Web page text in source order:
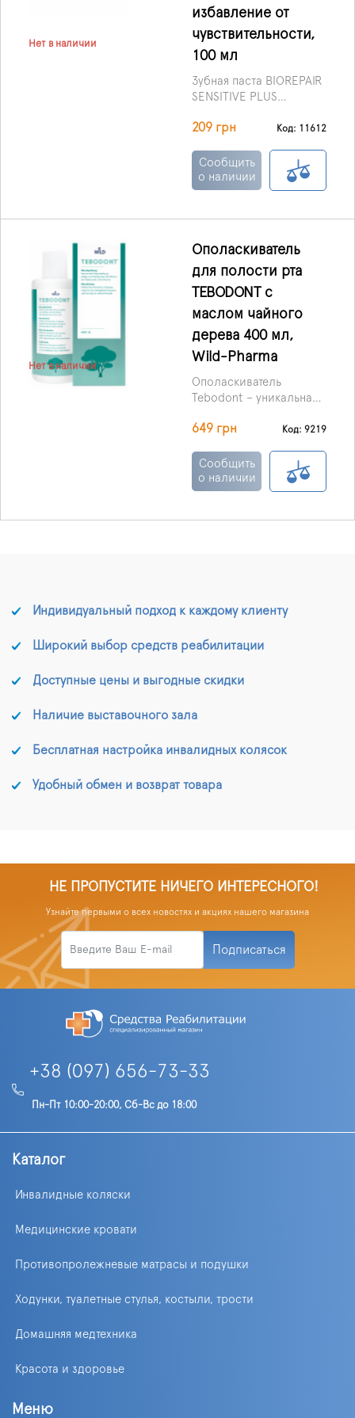
Нет в наличии
избавление от
чувствительности,
100 мл
Зубная паста BIOREPAIR
SENSITIVE PLUS
людей с
зубов, для
восстановления тонкой
эмали, не заменима
чистки, при лечении
брекет-систамами и
другими
конструкциями.
209 грн Код: 11612
Сообщить
о наличии
Нет в наличии
Ополаскиватель
для полости рта
TEBODONT с
маслом чайного
дерева 400 мл,
Wild-Pharma
Ополаскиватель
Tebodont – уникальная
некоторых
в Швейцарии.
649 грн Код: 9219
Сообщить
о наличии
Индивидуальный подход к каждому клиенту
Широкий выбор средств реабилитации
Доступные цены и выгодные скидки
Наличие выставочного зала
Бесплатная настройка инвалидных колясок
Удобный обмен и возврат товара
НЕ ПРОПУСТИТЕ НИЧЕГО ИНТЕРЕСНОГО!
Узнайте первыми о всех новостях и акциях нашего магазина
Подписаться
+38 (097) 656-73-33
Пн-Пт 10:00-20:00, Сб-Вс до 18:00
Каталог
Инвалидные коляски
Медицинские кровати
Противопролежневые матрасы и подушки
Ходунки, туалетные стулья, костыли, трости
Домашняя медтехника
Красота и здоровье
Меню